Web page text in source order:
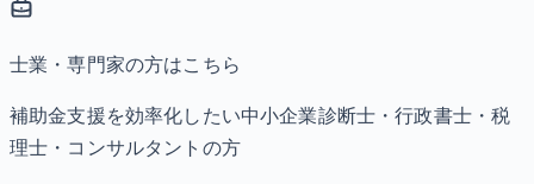
士業・専門家の方はこちら
補助金支援を効率化したい中小企業診断士・行政書士・税
理士・コンサルタントの方